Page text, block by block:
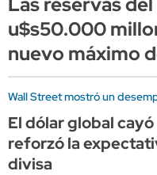
u$s50.000
nuevo máximo
Wall Street mostró un
El dólar global
reforzó la
divisa